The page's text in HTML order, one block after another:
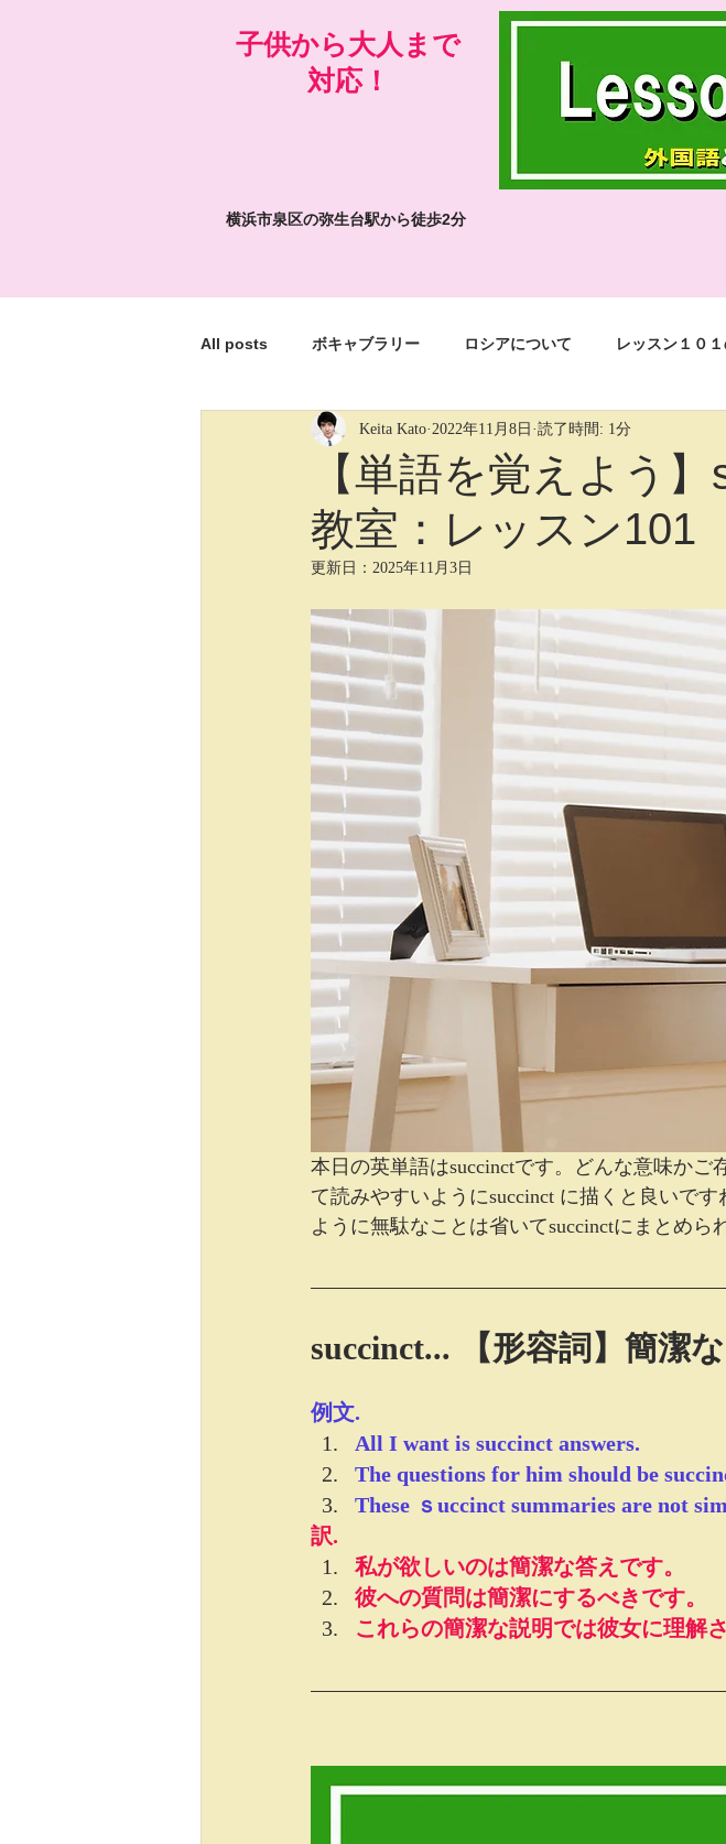
​子供から大人まで
対応！
横浜市泉区の弥生台駅から徒歩2分
All posts ボキャブラリー ロシアについて レッスン１０
絵画の面白いところ My weird events in life
写真編集、イラスト依頼 工作クラス イベ
【単語を覚えよう
教室：レッスン101
Keita Kato 2022年11月8日 読了時間: 1分
更新日： 2025年11月3日
本日の英単語はsuccinctです。どんな意味か
て読みやすいようにsuccinct に描くと良いで
ように無駄なことは省いてsuccinctにまとめら
succinct... 【形容詞】簡潔な
例文.
All I want is succinct answers.
The questions for him should be
These ｓuccinct summaries are not
訳.
私が欲しいのは簡潔な答えです。
彼への質問は簡潔にするべきです。
これらの簡潔な説明では彼女に理解